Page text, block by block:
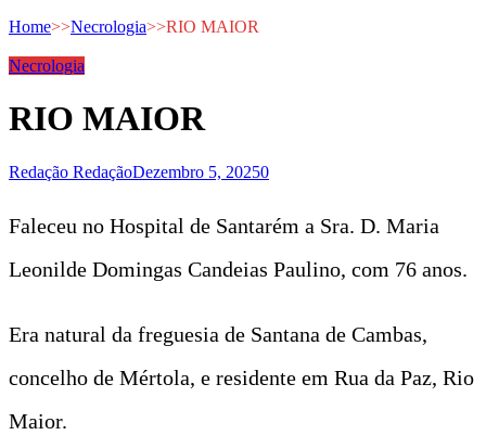
Home>>Necrologia>>RIO MAIOR
Necrologia
RIO MAIOR
Redação RedaçãoDezembro 5, 20250
Faleceu no Hospital de Santarém a Sra. D. Maria
Leonilde Domingas Candeias Paulino, com 76 anos.
Era natural da freguesia de Santana de Cambas,
concelho de Mértola, e residente em Rua da Paz, Rio
Maior.